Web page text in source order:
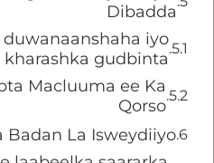
Dibadda
duwanaanshaha iyo
kharashka gudbinta
Macluuma ee Ka
Qorso
Badan La Isweydiiyo